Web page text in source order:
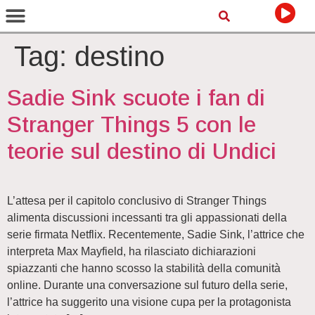
Tag: destino
Sadie Sink scuote i fan di
Stranger Things 5 con le
teorie sul destino di Undici
L’attesa per il capitolo conclusivo di Stranger Things
alimenta discussioni incessanti tra gli appassionati della
serie firmata Netflix. Recentemente, Sadie Sink, l’attrice che
interpreta Max Mayfield, ha rilasciato dichiarazioni
spiazzanti che hanno scosso la stabilità della comunità
online. Durante una conversazione sul futuro della serie,
l’attrice ha suggerito una visione cupa per la protagonista